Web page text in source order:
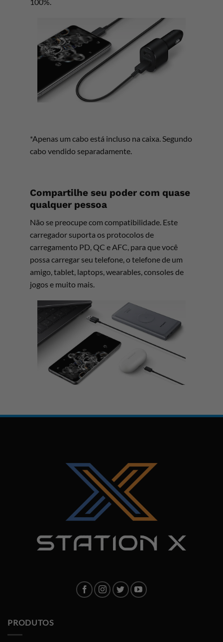
*Apenas um cabo está incluso na caixa. Segundo
cabo vendido separadamente.
Compartilhe seu poder com quase
qualquer pessoa
Não se preocupe com compatibilidade. Este
carregador suporta os protocolos de
carregamento PD, QC e AFC, para que você
possa carregar seu telefone, o telefone de um
amigo, tablet, laptops, wearables, consoles de
jogos e muito mais.
PRODUTOS